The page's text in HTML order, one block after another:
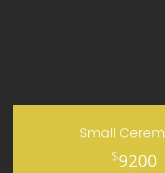
Small
$9200